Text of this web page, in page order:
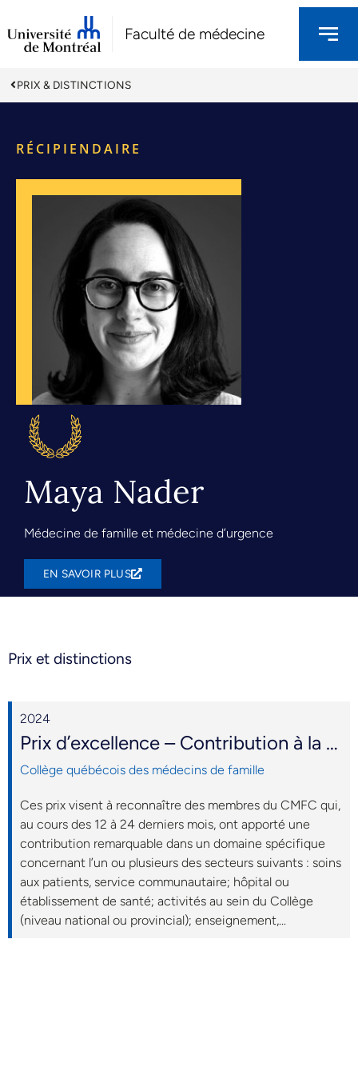
Faculté de médecine
PRIX & DISTINCTIONS
RÉCIPIENDAIRE
Maya Nader
Médecine de famille et médecine d’urgence
EN SAVOIR PLUS
Prix et distinctions
2024
Prix d’excellence – Contribution à la vie communautaire ou à l’aide internationale
Collège québécois des médecins de famille
Ces prix visent à reconnaître des membres du CMFC qui,
au cours des 12 à 24 derniers mois, ont apporté une
contribution remarquable dans un domaine spécifique
concernant l’un ou plusieurs des secteurs suivants : soins
aux patients, service communautaire; hôpital ou
établissement de santé; activités au sein du Collège
(niveau national ou provincial); enseignement,...